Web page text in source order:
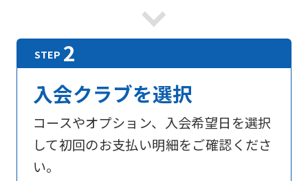
入会クラブを選択
コースやオプション、入会希望日を選択
して初回のお支払い明細をご確認くださ
い。